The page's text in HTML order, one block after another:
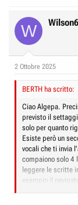
W
2 Ottobre 2025
BERTH ha scritto:
Ciao Algepa.
previsto il
solo per quanto
Esiste però un
vocali che ti invia
compaiono solo 4
leggere le scritte
esempio il
inglese o